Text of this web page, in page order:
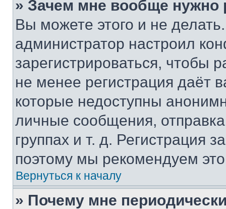
» Зачем мне вообще нужно
Вы можете этого и не
администратор настроил
зарегистрироваться, чтобы
не менее регистрация даёт
которые недоступны
личные сообщения,
группах и т. д. Регистрация
поэтому мы рекомендуем
Вернуться к началу
» Почему мне